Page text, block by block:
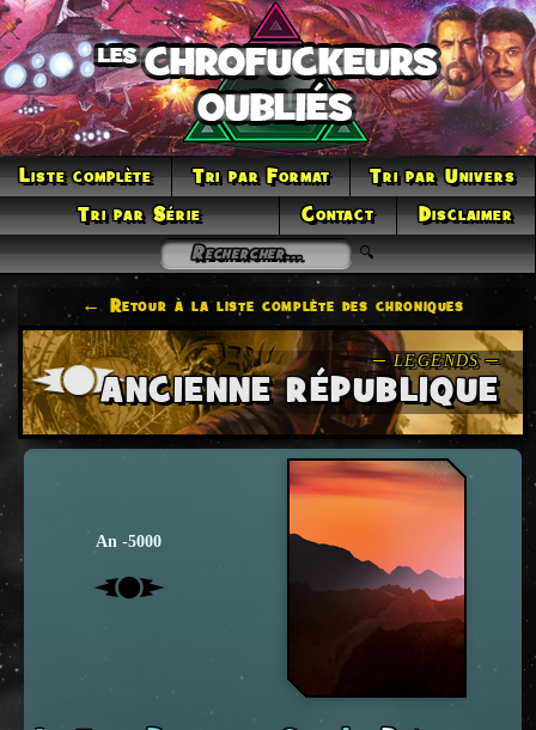
Liste complète Tri par Format
Tri par Univers
Tri par Série
Contact Disclaimer
← Retour à la liste complète des chroniques
ANCIENNE RÉPUBLIQUE
An -5000